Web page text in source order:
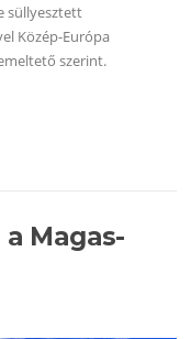
süllyesztett
Közép-Európa
szerint.
Magas-